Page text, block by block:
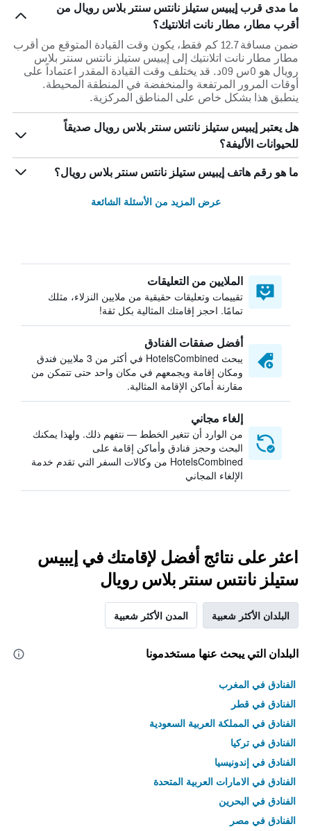
ما مدى قرب إيبيس ستيلز نانتس سنتر بلاس رويال من
أقرب مطار، مطار نانت اتلانتيك؟
ضمن مسافة 12.7 كم فقط، يكون وقت القيادة المتوقع من أقرب
مطار مطار نانت اتلانتيك إلى إيبيس ستيلز نانتس سنتر بلاس
رويال هو 0س 09د. قد يختلف وقت القيادة المقدر اعتماداً على
أوقات المرور المرتفعة والمنخفضة في المنطقة المحيطة.
ينطبق هذا بشكل خاص على المناطق المركزية.
هل يعتبر إيبيس ستيلز نانتس سنتر بلاس رويال صديقاً
للحيوانات الأليفة؟
ما هو رقم هاتف إيبيس ستيلز نانتس سنتر بلاس رويال؟
عرض المزيد من الأسئلة الشائعة
الملايين من التعليقات
تقييمات وتعليقات حقيقية من ملايين النزلاء، مثلك
تمامًا. احجز إقامتك المثالية بكل ثقة!
أفضل صفقات الفنادق
يبحث HotelsCombined في أكثر من 3 ملايين فندق
ومكان إقامة ويجمعهم في مكان واحد حتى تتمكن من
مقارنة أماكن الإقامة المثالية.
إلغاء مجاني
من الوارد أن تتغير الخطط — نتفهم ذلك. ولهذا يمكنك
البحث وحجز فنادق وأماكن إقامة على
HotelsCombined من وكالات السفر التي تقدم خدمة
الإلغاء المجاني
اعثر على نتائج أفضل لإقامتك في إيبيس
ستيلز نانتس سنتر بلاس رويال
البلدان الأكثر شعبية المدن الأكثر شعبية
البلدان التي يبحث عنها مستخدمونا
الفنادق في المغرب
الفنادق في قطر
الفنادق في المملكة العربية السعودية
الفنادق في تركيا
الفنادق في إندونيسيا
الفنادق في الامارات العربية المتحدة
الفنادق في البحرين
الفنادق في مصر